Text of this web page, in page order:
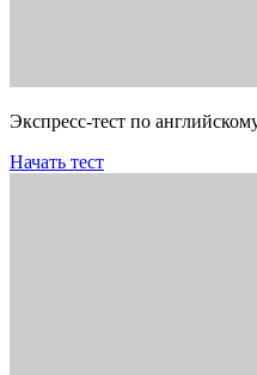
Экспресс-тест по
Начать тест